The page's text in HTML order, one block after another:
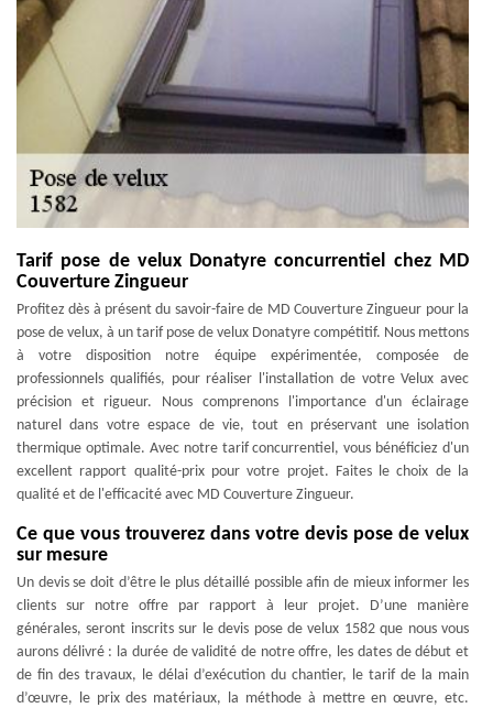
Tarif pose de velux Donatyre concurrentiel chez MD
Couverture Zingueur
Profitez dès à présent du savoir-faire de MD Couverture Zingueur pour la
pose de velux, à un tarif pose de velux Donatyre compétitif. Nous mettons
à votre disposition notre équipe expérimentée, composée de
professionnels qualifiés, pour réaliser l'installation de votre Velux avec
précision et rigueur. Nous comprenons l'importance d'un éclairage
naturel dans votre espace de vie, tout en préservant une isolation
thermique optimale. Avec notre tarif concurrentiel, vous bénéficiez d'un
excellent rapport qualité-prix pour votre projet. Faites le choix de la
qualité et de l'efficacité avec MD Couverture Zingueur.
Ce que vous trouverez dans votre devis pose de velux
sur mesure
Un devis se doit d’être le plus détaillé possible afin de mieux informer les
clients sur notre offre par rapport à leur projet. D’une manière
générales, seront inscrits sur le devis pose de velux 1582 que nous vous
aurons délivré : la durée de validité de notre offre, les dates de début et
de fin des travaux, le délai d’exécution du chantier, le tarif de la main
d’œuvre, le prix des matériaux, la méthode à mettre en œuvre, etc.